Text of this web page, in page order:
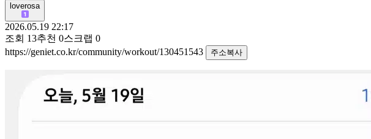
loverosa
2026.05.19 22:17
조회 13추천 0스크랩 0
https://geniet.co.kr/community/workout/130451543
주소복사